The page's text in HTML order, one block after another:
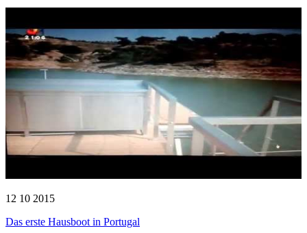
12 10 2015
Das erste Hausboot in Portugal